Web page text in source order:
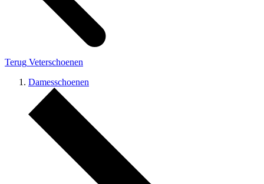
Terug Veterschoenen
Damesschoenen